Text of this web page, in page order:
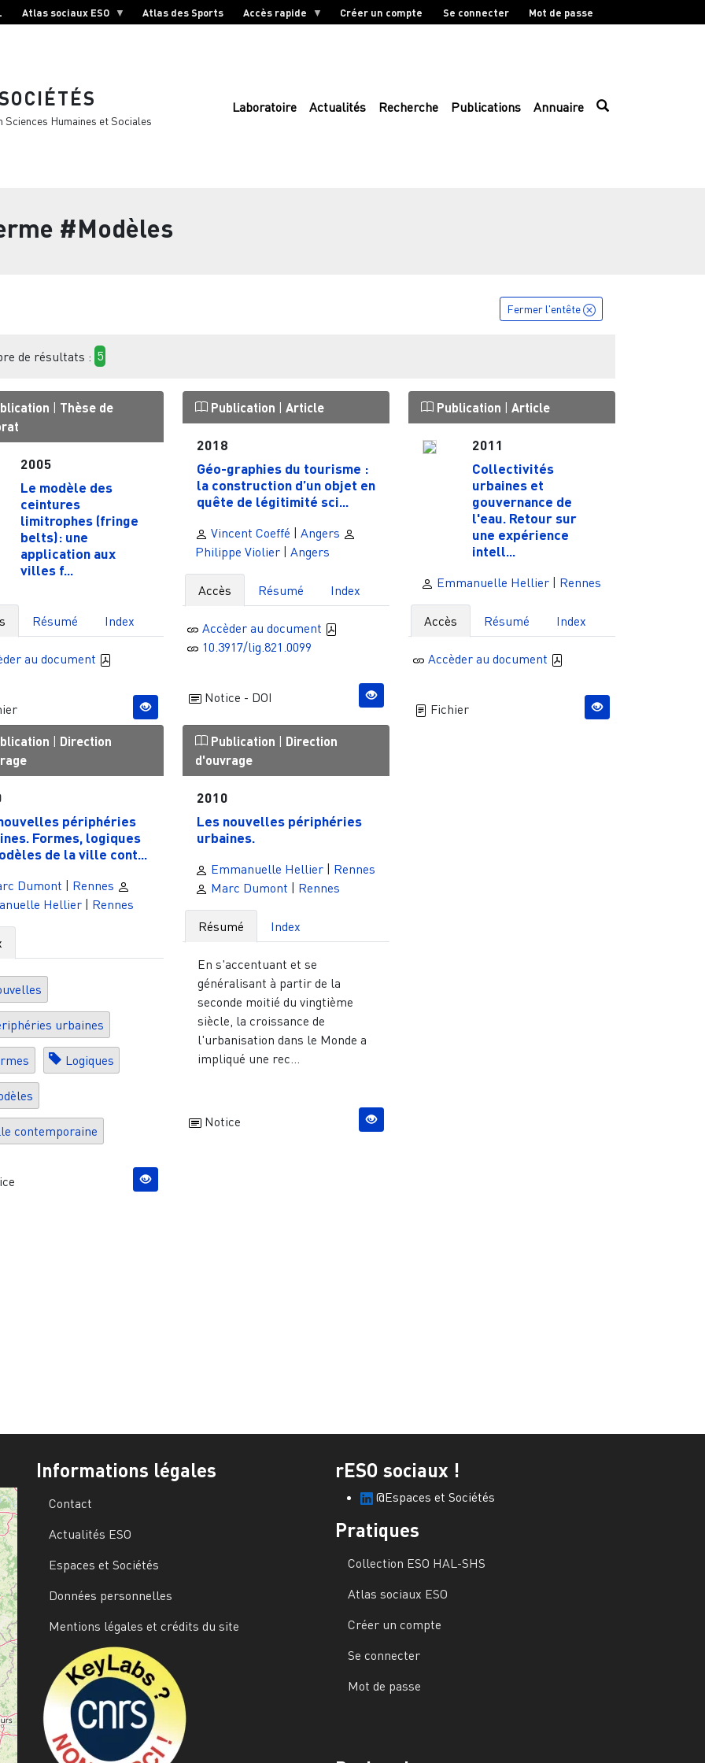
Atlas sociaux ESO Atlas des Sports Accès rapide Créer un compte Se connecter Mot de passe
Humaines et Sociales
Laboratoire Actualités Recherche Publications Annuaire
#Modèles
Fermer l'entête
de résultats : 5
| Thèse de
2005
Le modèle des
ceintures
limitrophes (fringe
belts): une
application aux
villes f...
Résumé Index
au document
Publication | Article
2018
Géo-graphies du tourisme :
la construction d’un objet en
quête de légitimité sci...
Vincent Coeffé | Angers
Philippe Violier| Angers
Accès Résumé Index
Accèder au document
10.3917/lig.821.0099
Notice - DOI
Publication | Article
2011
Collectivités
urbaines et
gouvernance de
l'eau. Retour sur
une expérience
intell...
Emmanuelle Hellier| Rennes
Accès Résumé Index
Accèder au document
Fichier
| Direction
périphéries
Formes, logiques
de la ville cont...
Dumont | Rennes
Hellier | Rennes
urbaines
Logiques
contemporaine
Publication | Direction
d'ouvrage
2010
Les nouvelles périphéries
urbaines.
Emmanuelle Hellier| Rennes
Marc Dumont | Rennes
Résumé Index
En s'accentuant et se
généralisant à partir de la
seconde moitié du vingtième
siècle, la croissance de
l'urbanisation dans le Monde a
impliqué une rec...
Notice
Informations légales
Contact
Actualités ESO
Espaces et Sociétés
Données personnelles
Mentions légales et crédits du site
rESO sociaux !
@Espaces et Sociétés
Pratiques
Collection ESO HAL-SHS
Atlas sociaux ESO
Créer un compte
Se connecter
Mot de passe